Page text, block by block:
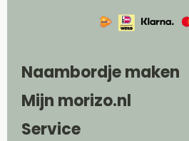
Naambordje maken
Mijn morizo.nl
Service